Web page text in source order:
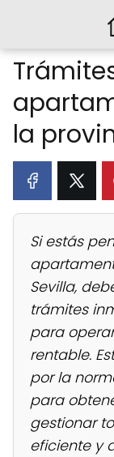
la
Si estás
Sevilla,
trámites
para
rentable.
por la
para
gestionar
eficiente y